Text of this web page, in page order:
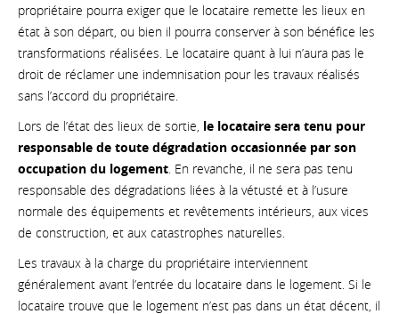
propriétaire pourra exiger que le locataire remette les lieux en
état à son départ, ou bien il pourra conserver à son bénéfice les
transformations réalisées. Le locataire quant à lui n’aura pas le
droit de réclamer une indemnisation pour les travaux réalisés
sans l’accord du propriétaire.
Lors de l’état des lieux de sortie, le locataire sera tenu pour
responsable de toute dégradation occasionnée par son
occupation du logement . En revanche, il ne sera pas tenu
responsable des dégradations liées à la vétusté et à l’usure
normale des équipements et revêtements intérieurs, aux vices
de construction, et aux catastrophes naturelles.
Les travaux à la charge du propriétaire interviennent
généralement avant l’entrée du locataire dans le logement. Si le
locataire trouve que le logement n’est pas dans un état décent, il